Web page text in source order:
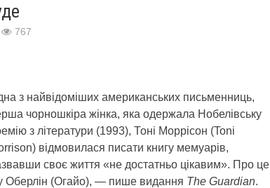
767
з найвідоміших американських письменниць,
чорношкіра жінка, яка одержала Нобелівську
з літератури (1993), Тоні Моррісон (Toni
відмовилася писати книгу мемуарів,
своє життя «не достатньо цікавим». Про це
Оберлін (Огайо), — пише видання The Guardian.